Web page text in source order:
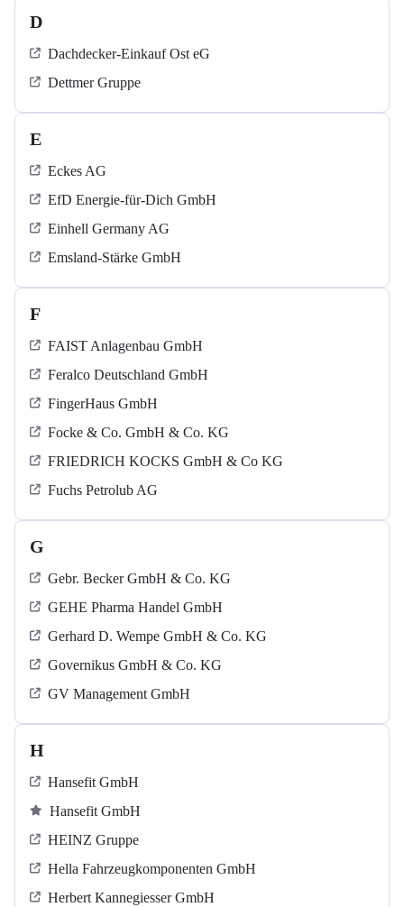
D
Dachdecker-Einkauf Ost eG
Dettmer Gruppe
E
Eckes AG
EfD Energie-für-Dich GmbH
Einhell Germany AG
Emsland-Stärke GmbH
F
FAIST Anlagenbau GmbH
Feralco Deutschland GmbH
FingerHaus GmbH
Focke & Co. GmbH & Co. KG
FRIEDRICH KOCKS GmbH & Co KG
Fuchs Petrolub AG
G
Gebr. Becker GmbH & Co. KG
GEHE Pharma Handel GmbH
Gerhard D. Wempe GmbH & Co. KG
Governikus GmbH & Co. KG
GV Management GmbH
H
Hansefit GmbH
Hansefit GmbH
HEINZ Gruppe
Hella Fahrzeugkomponenten GmbH
Herbert Kannegiesser GmbH